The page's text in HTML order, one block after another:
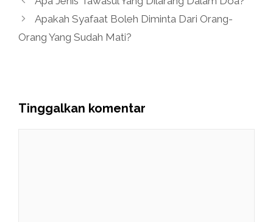
Apakah Syafaat Boleh Diminta Dari Orang-
Orang Yang Sudah Mati?
Tinggalkan komentar